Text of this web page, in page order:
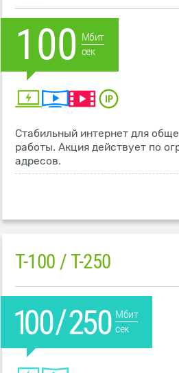
100 Мбит
сек
Стабильный интернет для
работы. Акция действует по
адресов.
T-100 / T-250
Мбит
сек